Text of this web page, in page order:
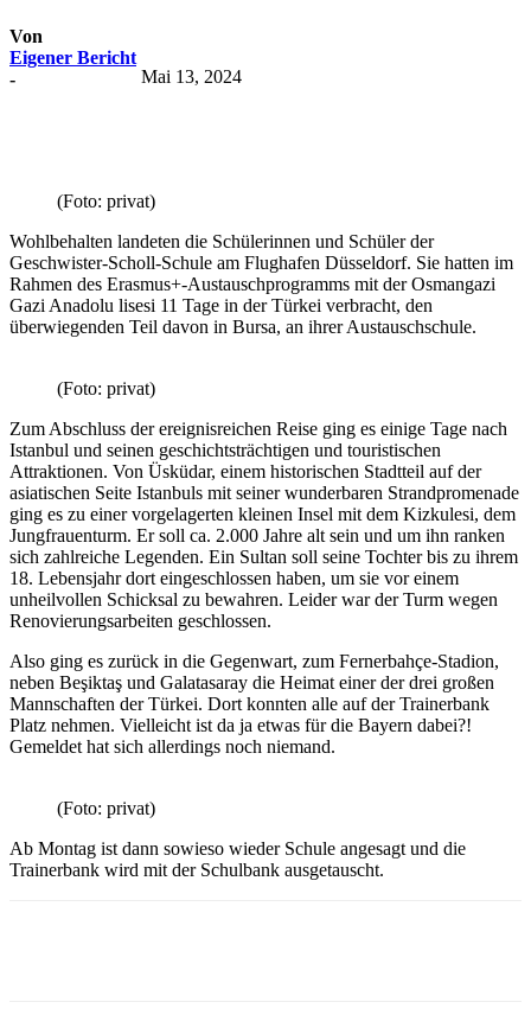
Von
Eigener Bericht
-
Mai 13, 2024
(Foto: privat)
Wohlbehalten landeten die Schülerinnen und Schüler der
Geschwister-Scholl-Schule am Flughafen Düsseldorf. Sie hatten im
Rahmen des Erasmus+-Austauschprogramms mit der Osmangazi
Gazi Anadolu lisesi 11 Tage in der Türkei verbracht, den
überwiegenden Teil davon in Bursa, an ihrer Austauschschule.
(Foto: privat)
Zum Abschluss der ereignisreichen Reise ging es einige Tage nach
Istanbul und seinen geschichtsträchtigen und touristischen
Attraktionen. Von Üsküdar, einem historischen Stadtteil auf der
asiatischen Seite Istanbuls mit seiner wunderbaren Strandpromenade
ging es zu einer vorgelagerten kleinen Insel mit dem Kizkulesi, dem
Jungfrauenturm. Er soll ca. 2.000 Jahre alt sein und um ihn ranken
sich zahlreiche Legenden. Ein Sultan soll seine Tochter bis zu ihrem
18. Lebensjahr dort eingeschlossen haben, um sie vor einem
unheilvollen Schicksal zu bewahren. Leider war der Turm wegen
Renovierungsarbeiten geschlossen.
Also ging es zurück in die Gegenwart, zum Fernerbahçe-Stadion,
neben Beşiktaş und Galatasaray die Heimat einer der drei großen
Mannschaften der Türkei. Dort konnten alle auf der Trainerbank
Platz nehmen. Vielleicht ist da ja etwas für die Bayern dabei?!
Gemeldet hat sich allerdings noch niemand.
(Foto: privat)
Ab Montag ist dann sowieso wieder Schule angesagt und die
Trainerbank wird mit der Schulbank ausgetauscht.